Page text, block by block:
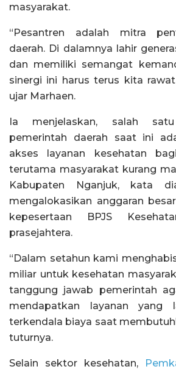
masyarakat.
“Pesantren adalah mitra
daerah. Di dalamnya lahir
dan memiliki semangat
sinergi ini harus terus kita
ujar Marhaen.
Ia menjelaskan, salah
pemerintah daerah saat ini
akses layanan kesehatan
terutama masyarakat kurang
Kabupaten Nganjuk, kata
mengalokasikan anggaran
kepesertaan BPJS
prasejahtera.
“Dalam setahun kami
miliar untuk kesehatan
tanggung jawab pemerintah
mendapatkan layanan yang
terkendala biaya saat
tuturnya.
Selain sektor kesehatan,